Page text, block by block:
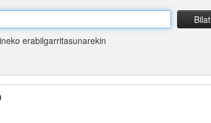
erabilgarritasunarekin